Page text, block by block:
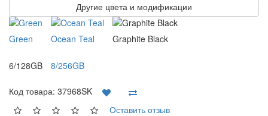
Другие цвета и модификации
Green Ocean Teal Graphite Black
6/128GB 8/256GB
Код товара: 37968SK
Оставить отзыв